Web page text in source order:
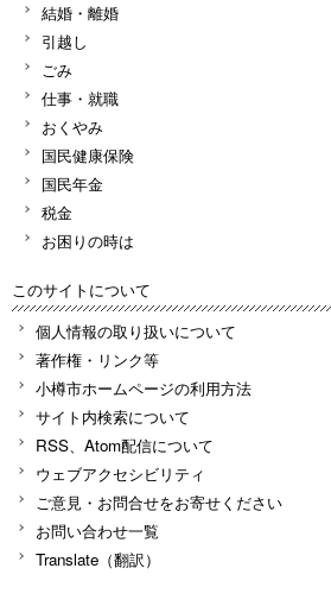
結婚・離婚
引越し
ごみ
仕事・就職
おくやみ
国民健康保険
国民年金
税金
お困りの時は
このサイトについて
個人情報の取り扱いについて
著作権・リンク等
小樽市ホームページの利用方法
サイト内検索について
RSS、Atom配信について
ウェブアクセシビリティ
ご意見・お問合せをお寄せください
お問い合わせ一覧
Translate（翻訳）